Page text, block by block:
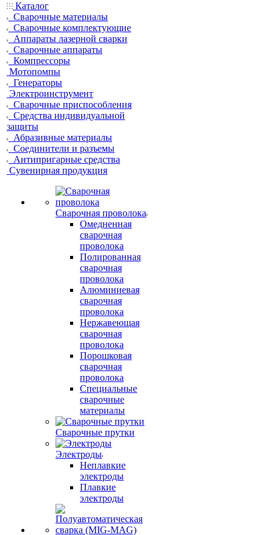
Каталог
Сварочные материалы
Сварочные комплектующие
Аппараты лазерной сварки
Сварочные аппараты
Компрессоры
Мотопомпы
Генераторы
Электроинструмент
Сварочные приспособления
Средства индивидуальной
защиты
Абразивные материалы
Соединители и разъемы
Антипригарные средства
Сувенирная продукция
Сварочная проволока
Омедненная
сварочная
проволока
Полированная
сварочная
проволока
Алюминиевая
сварочная
проволока
Нержавеющая
сварочная
проволока
Порошковая
сварочная
проволока
Специальные
сварочные
материалы
Сварочные прутки
Электроды
Неплавкие
электроды
Плавкие
электроды